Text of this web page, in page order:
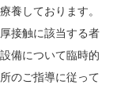
養しております。
接触に該当する者
備について臨時的
のご指導に従って